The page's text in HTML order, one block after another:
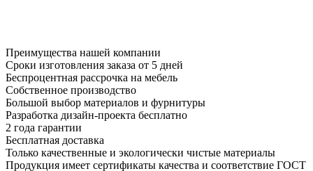
Преимущества нашей компании
Сроки изготовления заказа от 5 дней
Беспроцентная рассрочка на мебель
Собственное производство
Большой выбор материалов и фурнитуры
Разработка дизайн-проекта бесплатно
2 года гарантии
Бесплатная доставка
Только качественные и экологически чистые материалы
Продукция имеет сертификаты качества и соответствие ГОСТ